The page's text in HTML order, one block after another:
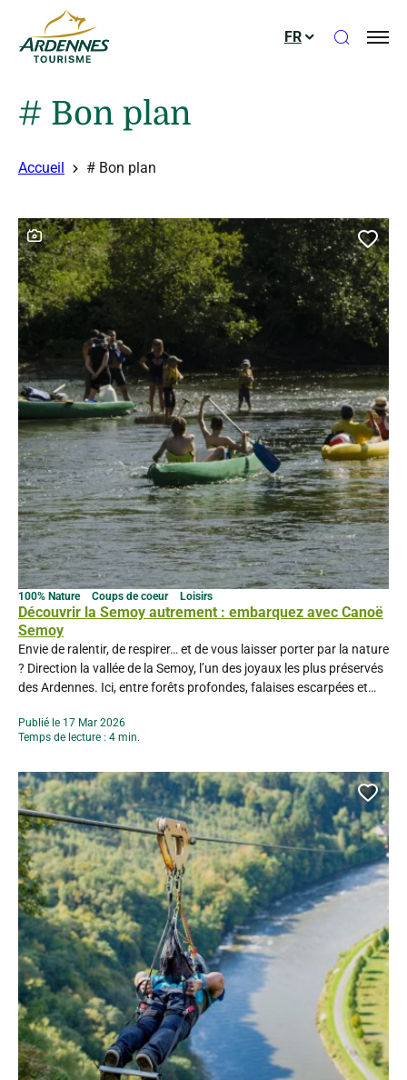
FR Ouvrir
# Bon plan
Accueil # Bon plan
Découvrir la Semoy autrement : embarquez avec Canoë
Semoy
100% Nature Coups de coeur Loisirs
Envie de ralentir, de respirer… et de vous laisser porter par la nature
? Direction la vallée de la Semoy, l’un des joyaux les plus préservés
des Ardennes. Ici, entre forêts profondes, falaises escarpées et
invitation à l’évasion.Avec Canoë Semoy, installé au Domaine
d’Haulmé, partez vivre...
Publié le 17 Mar 2026
Temps de lecture : 4 min.
Ce contenu contient une galerie photo